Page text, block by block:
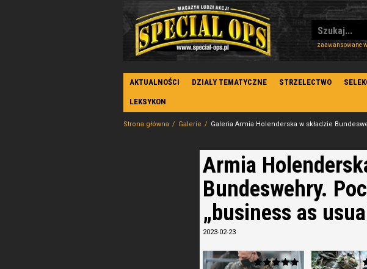
zaawansowane
AKTUALNOŚCI DZIAŁY TEMATYCZNE STRZELECTWO
LEKSYKON
Strona główna Galerie Galeria Armia Holenderska w składzie
Armia
Bundeswehry.
„business as
2023-02-23